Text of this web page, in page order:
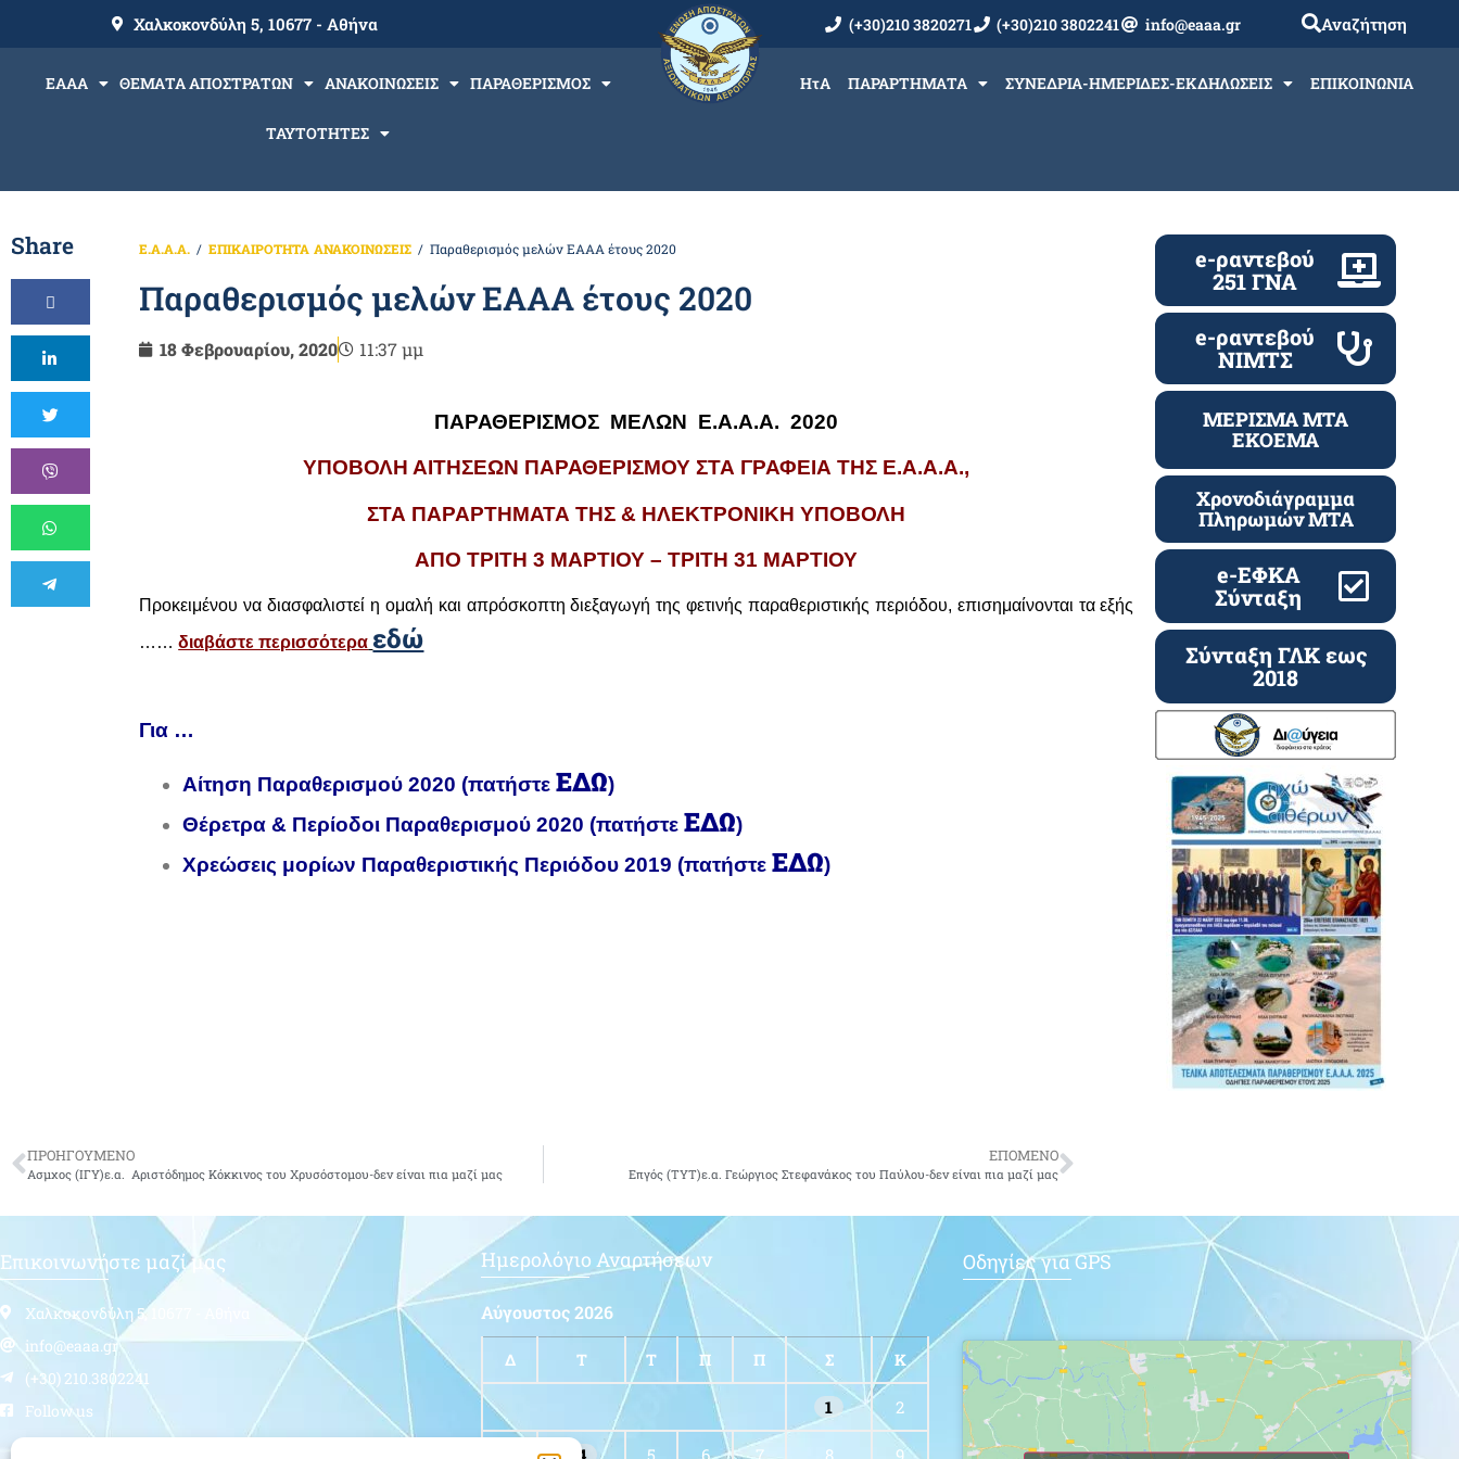
Χαλκοκονδύλη 5, 10677 - Αθήνα (+30)210 3820271 (+30)210 3802241 info@eaaa.gr Αναζήτηση
ΕΑΑΑ ΘΕΜΑΤΑ ΑΠΟΣΤΡΑΤΩΝ ΑΝΑΚΟΙΝΩΣΕΙΣ ΠΑΡΑΘΕΡΙΣΜΟΣ
ΤΑΥΤΟΤΗΤΕΣ
ΗτΑ ΠΑΡΑΡΤΗΜΑΤΑ ΣΥΝΕΔΡΙΑ-ΗΜΕΡΙΔΕΣ-ΕΚΔΗΛΩΣΕΙΣ ΕΠΙΚΟΙΝΩΝΙΑ
Share Ε.Α.Α.Α. ΕΠΙΚΑΙΡΟΤΗΤΑ ΑΝΑΚΟΙΝΩΣΕΙΣ Παραθερισμός μελών ΕΑΑΑ έτους 2020
Παραθερισμός μελών ΕΑΑΑ έτους 2020
18 Φεβρουαρίου, 2020 11:37 μμ
ΠΑΡΑΘΕΡΙΣΜΟΣ ΜΕΛΩΝ Ε.Α.Α.Α. 2020
ΥΠΟΒΟΛΗ ΑΙΤΗΣΕΩΝ ΠΑΡΑΘΕΡΙΣΜΟΥ ΣΤΑ ΓΡΑΦΕΙΑ ΤΗΣ Ε.Α.Α.Α.,
ΣΤΑ ΠΑΡΑΡΤΗΜΑΤΑ ΤΗΣ & ΗΛΕΚΤΡΟΝΙΚΗ ΥΠΟΒΟΛΗ
ΑΠΟ ΤΡΙΤΗ 3 ΜΑΡΤΙΟΥ – ΤΡΙΤΗ 31 ΜΑΡΤΙΟΥ
Προκειμένου να διασφαλιστεί η ομαλή και απρόσκοπτη διεξαγωγή της φετινής παραθεριστικής περιόδου, επισημαίνονται τα εξής
……διαβάστε περισσότερα εδώ
Για …
Αίτηση Παραθερισμού 2020 (πατήστεΕΔΩ)
Θέρετρα & Περίοδοι Παραθερισμού 2020 (πατήστεΕΔΩ)
Χρεώσεις μορίων Παραθεριστικής Περιόδου 2019 (πατήστεΕΔΩ)
e-ραντεβού
251 ΓΝΑ
e-ραντεβού
ΝΙΜΤΣ
ΜΕΡΙΣΜΑ ΜΤΑ
ΕΚΟΕΜΑ
Χρονοδιάγραμμα
Πληρωμών ΜΤΑ
e-ΕΦΚΑ
Σύνταξη
Σύνταξη ΓΛΚ εως
2018
ΠΡΟΗΓΟΥΜΕΝΟ
Ασμχος (ΙΓΥ)ε.α. Αριστόδημος Κόκκινος του Χρυσόστομου-δεν είναι πια μαζί μας
ΕΠΟΜΕΝΟ
Επγός (ΤΥΤ)ε.α. Γεώργιος Στεφανάκος του Παύλου-δεν είναι πια μαζί μας
Επικοινωνήστε μαζί μας
Χαλκοκονδύλη 5, 10677 - Αθήνα
info@eaaa.gr
(+30) 210.3802241
Follow us
Ημερολόγιο Αναρτήσεων
Αύγουστος 2026
Δ Τ Τ Π Π Σ Κ
1 2
4 5 6 7 8 9
Οδηγίες για GPS